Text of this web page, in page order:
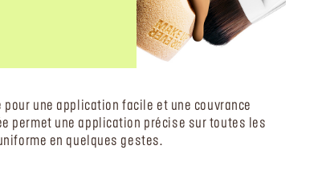
pour une application facile et une couvrance
permet une application précise sur toutes les
en quelques gestes.